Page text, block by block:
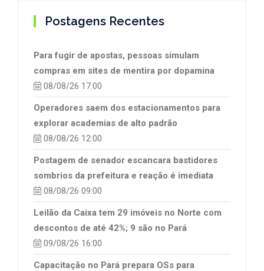
Postagens Recentes
Para fugir de apostas, pessoas simulam
compras em sites de mentira por dopamina
08/08/26 17:00
Operadores saem dos estacionamentos para
explorar academias de alto padrão
08/08/26 12:00
Postagem de senador escancara bastidores
sombrios da prefeitura e reação é imediata
08/08/26 09:00
Leilão da Caixa tem 29 imóveis no Norte com
descontos de até 42%; 9 são no Pará
09/08/26 16:00
Capacitação no Pará prepara OSs para